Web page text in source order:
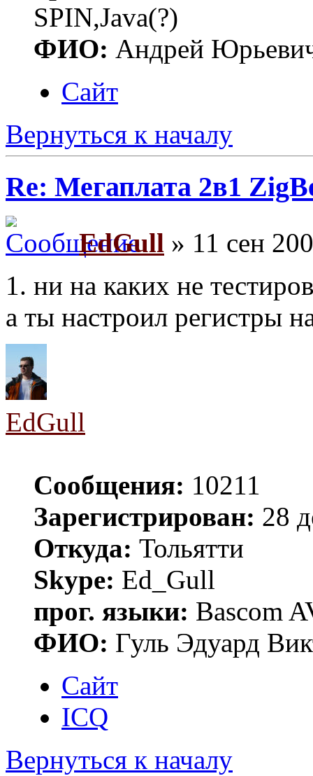
SPIN,Java(?)
ФИО: Андрей
Сайт
Вернуться к началу
Re: Мегаплата 2в1
EdGull » 11 сен
1. ни на каких не
а ты настроил регистры
EdGull
Сообщения: 10211
Зарегистрирован: 28
Откуда: Тольятти
Skype: Ed_Gull
прог. языки: Bascom
ФИО: Гуль Эдуард
Сайт
ICQ
Вернуться к началу